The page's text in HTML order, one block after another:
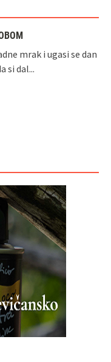
mrak i ugasi se dan
si dal...